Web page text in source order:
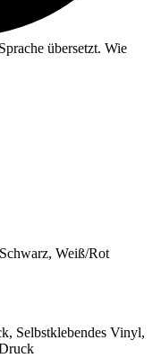
übersetzt. Wie
Weiß/Rot
Selbstklebendes Vinyl,